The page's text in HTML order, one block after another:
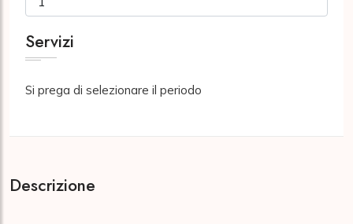
Servizi
Si prega di selezionare il periodo
Descrizione